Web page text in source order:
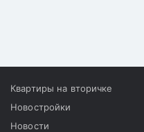
Квартиры на вторичке
Новостройки
Новости